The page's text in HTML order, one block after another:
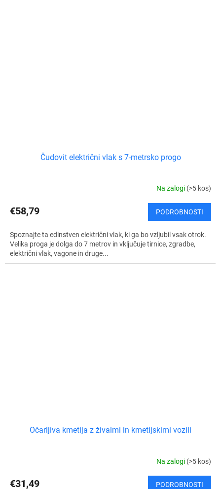
Čudovit električni vlak s 7-metrsko progo
Na zalogi (>5 kos)
€58,79 PODROBNOSTI
Spoznajte ta edinstven električni vlak, ki ga bo vzljubil vsak otrok.
Velika proga je dolga do 7 metrov in vključuje tirnice, zgradbe,
električni vlak, vagone in druge...
Očarljiva kmetija z živalmi in kmetijskimi vozili
Na zalogi (>5 kos)
€31,49 PODROBNOSTI